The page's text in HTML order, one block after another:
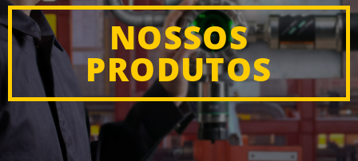
NOSSOS
PRODUTOS